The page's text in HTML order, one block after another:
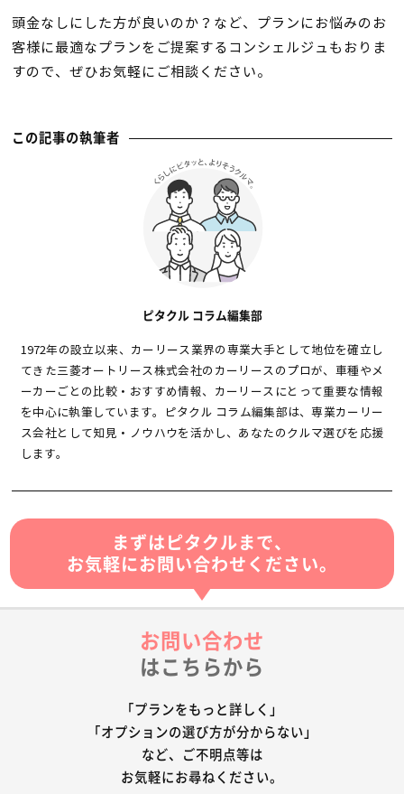
頭金なしにした方が良いのか？など、プランにお悩みのお
客様に最適なプランをご提案するコンシェルジュもおりま
すので、ぜひお気軽にご相談ください。
この記事の執筆者
ピタクル コラム編集部
1972年の設立以来、カーリース業界の専業大手として地位を確立し
てきた三菱オートリース株式会社のカーリースのプロが、車種やメ
ーカーごとの比較・おすすめ情報、カーリースにとって重要な情報
を中心に執筆しています。ピタクル コラム編集部は、専業カーリー
ス会社として知見・ノウハウを活かし、あなたのクルマ選びを応援
します。
まずはピタクルまで、
お気軽にお問い合わせください。
お問い合わせ
はこちらから
「プランをもっと詳しく」
「オプションの選び方が分からない」
など、ご不明点等は
お気軽にお尋ねください。